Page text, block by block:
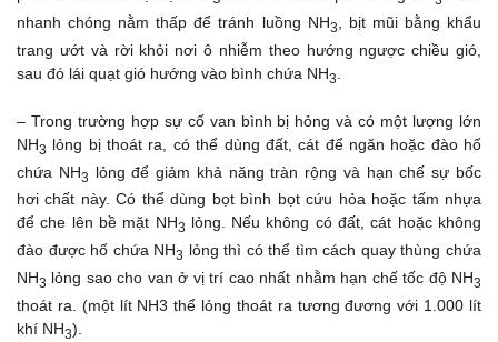
nhanh chóng nằm thấp để tránh luồng NH3
, bịt mũi bằng khẩu
trang ướt và rời khỏi nơi ô nhiễm theo hướng ngược chiều gió,
sau đó lái quạt gió hướng vào bình chứa NH3
– Trong trường hợp sự cố van bình bị hỏng và có một lượng lớn
NH3 lỏng bị thoát ra, có thể dùng đất, cát để ngăn hoặc đào hố
chứa NH3
lỏng để giảm khả năng tràn rộng và hạn chế sự bốc
hơi chất này. Có thể dùng bọt bình bọt cứu hỏa hoặc tấm nhựa
để che lên bề mặt NH3 lỏng. Nếu không có đất, cát hoặc không
đào được hố chứa NH3 lỏng thì có thể tìm cách quay thùng chứa
NH3 lỏng sao cho van ở vị trí cao nhất nhằm hạn chế tốc độ NH3
thoát ra. (một lít NH3 thể lỏng thoát ra tương đương với 1.000 lít
khí NH3).